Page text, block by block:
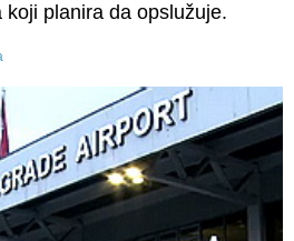
planira da opslužuje.